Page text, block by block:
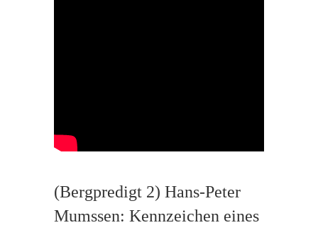
(Bergpredigt 2) Hans-Peter
Mumssen: Kennzeichen eines